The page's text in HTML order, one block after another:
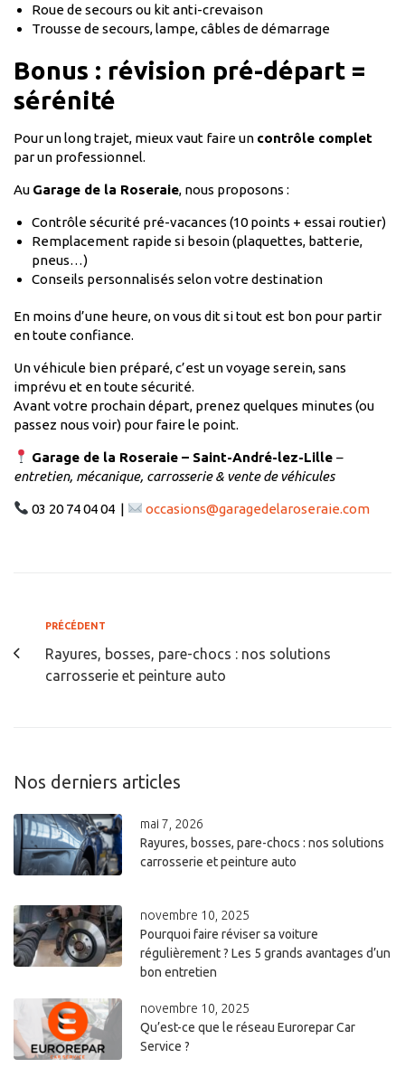
Roue de secours ou kit anti-crevaison
Trousse de secours, lampe, câbles de démarrage
Bonus : révision pré-départ =
sérénité
Pour un long trajet, mieux vaut faire un contrôle complet
par un professionnel.
Au Garage de la Roseraie, nous proposons :
Contrôle sécurité pré-vacances (10 points + essai routier)
Remplacement rapide si besoin (plaquettes, batterie,
pneus…)
Conseils personnalisés selon votre destination
En moins d’une heure, on vous dit si tout est bon pour partir
en toute confiance.
Un véhicule bien préparé, c’est un voyage serein, sans
imprévu et en toute sécurité.
Avant votre prochain départ, prenez quelques minutes (ou
passez nous voir) pour faire le point.
Garage de la Roseraie – Saint-André-lez-Lille –
entretien, mécanique, carrosserie & vente de véhicules
03 20 74 04 04 | occasions@garagedelaroseraie.com
PRÉCÉDENT
Rayures, bosses, pare-chocs : nos solutions
carrosserie et peinture auto
Nos derniers articles
mai 7, 2026
Rayures, bosses, pare-chocs : nos solutions
carrosserie et peinture auto
novembre 10, 2025
Pourquoi faire réviser sa voiture
régulièrement ? Les 5 grands avantages d’un
bon entretien
novembre 10, 2025
Qu’est-ce que le réseau Eurorepar Car
Service ?